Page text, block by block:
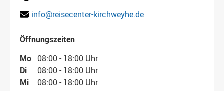
info@reisecenter-kirchweyhe.de
Öffnungszeiten
Mo 08:00 - 18:00 Uhr
Di
08:00 - 18:00 Uhr
Mi
08:00 - 18:00 Uhr